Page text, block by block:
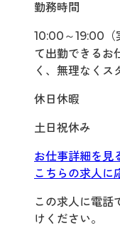
勤務時間
10:00～19:00（
て出勤できるお
く、無理なく
休日休暇
土日祝休み
お仕事詳細を見
こちらの求人に
この求人に電話
けください。